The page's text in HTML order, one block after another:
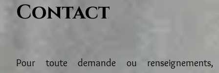
Contact
Pour toute demande ou renseignements,